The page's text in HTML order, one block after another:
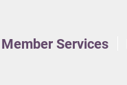
Member Services